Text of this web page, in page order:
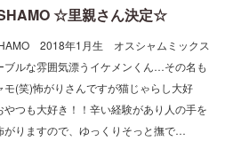
2018年1月生 オスシャムミックス
ブルな雰囲気漂うイケメンくん…その名も
モ(笑)怖がりさんですが猫じゃらし大好
やつも大好き！！辛い経験があり人の手を
がりますので、ゆっくりそっと撫で…